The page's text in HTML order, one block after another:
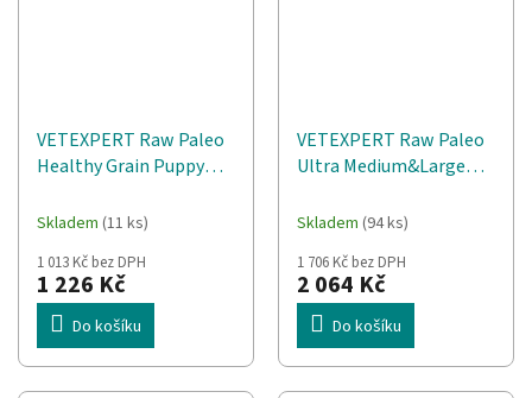
VETEXPERT Raw Paleo
Healthy Grain Puppy
krmivo pro psy - 10 kg
Skladem (11 ks)
1 013 Kč bez DPH
1 226 Kč
Do košíku
VETEXPERT Raw Paleo
Ultra Medium&Large
suché krmivo pro
Skladem (94 ks)
1 706 Kč bez DPH
2 064 Kč
Do košíku